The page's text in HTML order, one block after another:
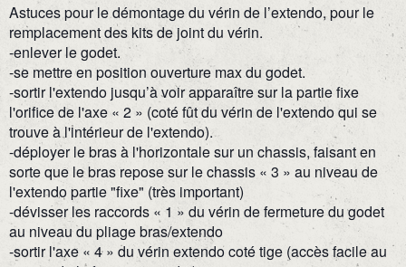
Astuces pour le démontage du vérin de l’extendo, pour le
remplacement des kits de joint du vérin.
-enlever le godet.
-se mettre en position ouverture max du godet.
-sortir l'extendo jusqu’à voir apparaître sur la partie fixe
l'orifice de l'axe « 2 » (coté fût du vérin de l'extendo qui se
trouve à l'intérieur de l'extendo).
-déployer le bras à l'horizontale sur un chassis, faisant en
sorte que le bras repose sur le chassis « 3 » au niveau de
l'extendo partie "fixe" (très important)
-dévisser les raccords « 1 » du vérin de fermeture du godet
au niveau du pliage bras/extendo
-sortir l'axe « 4 » du vérin extendo coté tige (accès facile au